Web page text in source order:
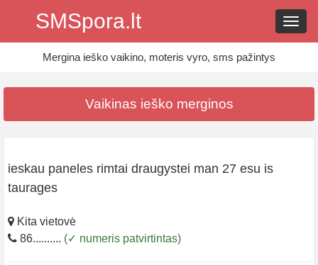
SMSpora.lt
Mergina ieško vaikino, moteris vyro, sms pažintys
Vaikinas ieško merginos
ieskau paneles rimtai draugystei man 27 esu is
taurages
Kita vietovė
86.......... (✓ numeris patvirtintas)